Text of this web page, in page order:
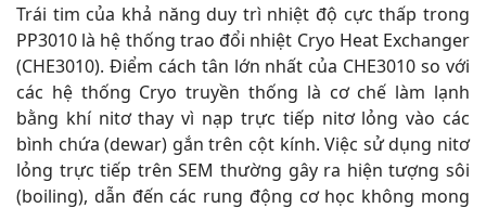
Trái tim của khả năng duy trì nhiệt độ cực thấp trong
PP3010 là hệ thống trao đổi nhiệt Cryo Heat Exchanger
(CHE3010). Điểm cách tân lớn nhất của CHE3010 so với
các hệ thống Cryo truyền thống là cơ chế làm lạnh
bằng khí nitơ thay vì nạp trực tiếp nitơ lỏng vào các
bình chứa (dewar) gắn trên cột kính. Việc sử dụng nitơ
lỏng trực tiếp trên SEM thường gây ra hiện tượng sôi
(boiling), dẫn đến các rung động cơ học không mong